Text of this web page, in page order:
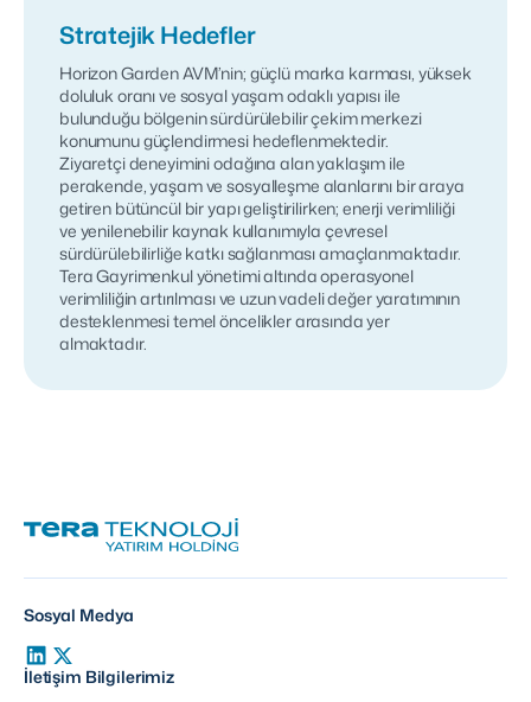
Stratejik Hedefler
Horizon Garden AVM’nin; güçlü marka karması, yüksek
doluluk oranı ve sosyal yaşam odaklı yapısı ile
bulunduğu bölgenin sürdürülebilir çekim merkezi
konumunu güçlendirmesi hedeflenmektedir.
Ziyaretçi deneyimini odağına alan yaklaşım ile
perakende, yaşam ve sosyalleşme alanlarını bir araya
getiren bütüncül bir yapı geliştirilirken; enerji verimliliği
ve yenilenebilir kaynak kullanımıyla çevresel
sürdürülebilirliğe katkı sağlanması amaçlanmaktadır.
Tera Gayrimenkul yönetimi altında operasyonel
verimliliğin artırılması ve uzun vadeli değer yaratımının
desteklenmesi temel öncelikler arasında yer
almaktadır.
İletişim Bilgilerimiz
Sosyal Medya